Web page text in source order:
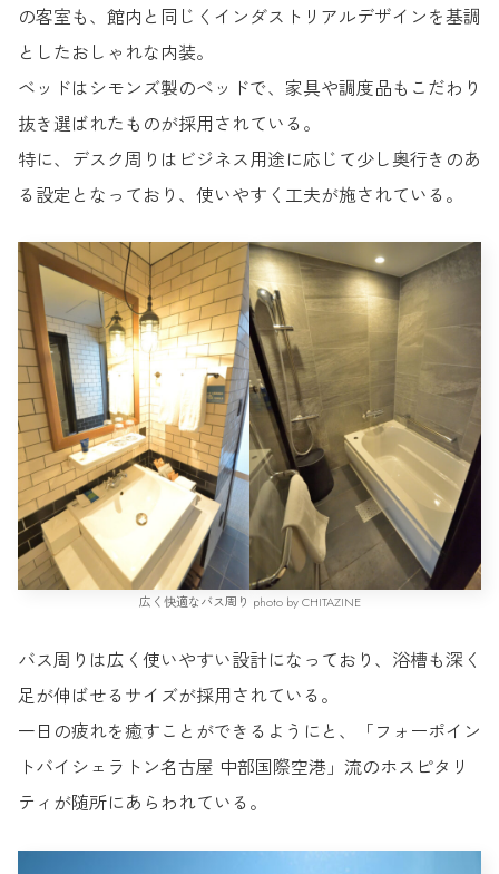
の客室も、館内と同じくインダストリアルデザインを基調
としたおしゃれな内装。
ベッドはシモンズ製のベッドで、家具や調度品もこだわり
抜き選ばれたものが採用されている。
特に、デスク周りはビジネス用途に応じて少し奥行きのあ
る設定となっており、使いやすく工夫が施されている。
広く快適なバス周り photo by CHITAZINE
バス周りは広く使いやすい設計になっており、浴槽も深く
足が伸ばせるサイズが採用されている。
一日の疲れを癒すことができるようにと、「フォーポイン
トバイシェラトン名古屋 中部国際空港」流のホスピタリ
ティが随所にあらわれている。